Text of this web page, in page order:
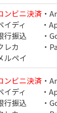
ンビニ決済 ・
イディ ・
行振込 ・
レカ ・
ルペイ
ンビニ決済 ・
イディ ・
行振込 ・